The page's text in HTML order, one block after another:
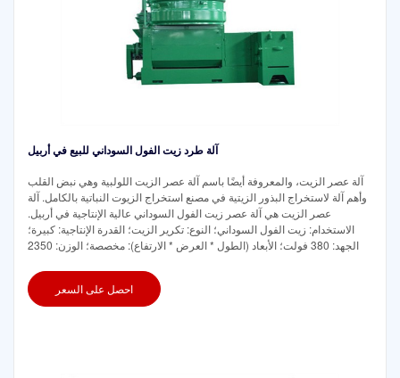
آلة طرد زيت الفول السوداني للبيع في أربيل
آلة عصر الزيت، والمعروفة أيضًا باسم آلة عصر الزيت اللولبية وهي نبض القلب
وأهم آلة لاستخراج البذور الزيتية في مصنع استخراج الزيوت النباتية بالكامل. آلة
عصر الزيت هي آلة عصر زيت الفول السوداني عالية الإنتاجية في أربيل.
الاستخدام: زيت الفول السوداني؛ النوع: تكرير الزيت؛ القدرة الإنتاجية: كبيرة؛
الجهد: 380 فولت؛ الأبعاد (الطول * العرض * الارتفاع): مخصصة؛ الوزن: 2350
احصل على السعر